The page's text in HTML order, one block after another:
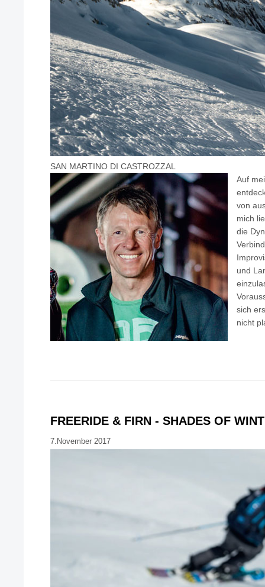
SAN MARTINO DI CASTROZZAL
Auf
von
mich
die
und
sich
nicht
FREERIDE & FIRN - SHADES OF
7.November 2017